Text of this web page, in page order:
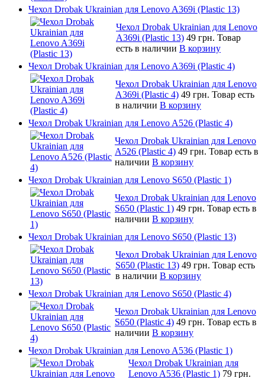
Чехол Drobak Ukrainian для Lenovo A369i (Plastic 13)
Чехол Drobak Ukrainian для Lenovo
A369i (Plastic 13) 49 грн. Товар
есть в наличии В корзину
Чехол Drobak Ukrainian для Lenovo A369i (Plastic 4)
Чехол Drobak Ukrainian для Lenovo
A369i (Plastic 4) 49 грн. Товар есть
в наличии В корзину
Чехол Drobak Ukrainian для Lenovo A526 (Plastic 4)
Чехол Drobak Ukrainian для Lenovo
A526 (Plastic 4) 49 грн. Товар есть в
наличии В корзину
Чехол Drobak Ukrainian для Lenovo S650 (Plastic 1)
Чехол Drobak Ukrainian для Lenovo
S650 (Plastic 1) 49 грн. Товар есть в
наличии В корзину
Чехол Drobak Ukrainian для Lenovo S650 (Plastic 13)
Чехол Drobak Ukrainian для Lenovo
S650 (Plastic 13) 49 грн. Товар есть
в наличии В корзину
Чехол Drobak Ukrainian для Lenovo S650 (Plastic 4)
Чехол Drobak Ukrainian для Lenovo
S650 (Plastic 4) 49 грн. Товар есть в
наличии В корзину
Чехол Drobak Ukrainian для Lenovo A536 (Plastic 1)
Чехол Drobak Ukrainian для
Lenovo A536 (Plastic 1) 79 грн.